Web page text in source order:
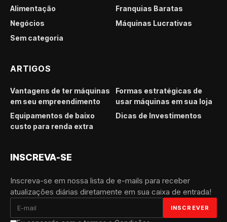
Alimentação
Franquias Baratas
Negócios
Máquinas Lucrativas
Sem categoria
ARTIGOS
Vantagens de ter máquinas
em seu empreendimento
Formas estratégicas de
usar máquinas em sua loja
Equipamentos de baixo
custo para renda extra
Dicas de Investimentos
INSCREVA-SE
Inscreva-se em nossa lista de e-mails para receber
atualizações diárias diretamente em sua caixa de entrada!